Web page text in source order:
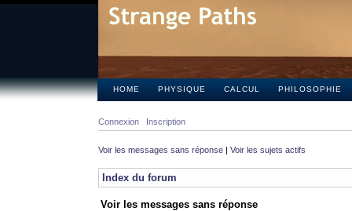
HOME PHYSIQUE CALCUL PHILOSOPHIE
Connexion Inscription
Voir les messages sans réponse | Voir les sujets actifs
Index du forum
Voir les messages sans réponse